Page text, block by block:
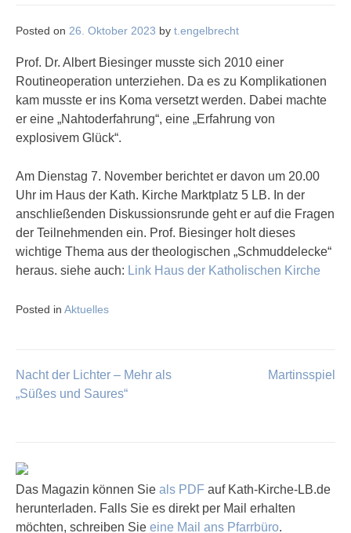
Posted on 26. Oktober 2023 by t.engelbrecht
Prof. Dr. Albert Biesinger musste sich 2010 einer
Routineoperation unterziehen. Da es zu Komplikationen
kam musste er ins Koma versetzt werden. Dabei machte
er eine „Nahtoderfahrung“, eine „Erfahrung von
explosivem Glück“.
Am Dienstag 7. November berichtet er davon um 20.00
Uhr im Haus der Kath. Kirche Marktplatz 5 LB. In der
anschließenden Diskussionsrunde geht er auf die Fragen
der Teilnehmenden ein. Prof. Biesinger holt dieses
wichtige Thema aus der theologischen „Schmuddelecke“
heraus. siehe auch: Link Haus der Katholischen Kirche
Posted in Aktuelles
Beitragsnavigation
Nacht der Lichter – Mehr als
„Süßes und Saures“
Martinsspiel
Das Magazin können Sie als PDF auf Kath-Kirche-LB.de
herunterladen. Falls Sie es direkt per Mail erhalten
möchten, schreiben Sie eine Mail ans Pfarrbüro.